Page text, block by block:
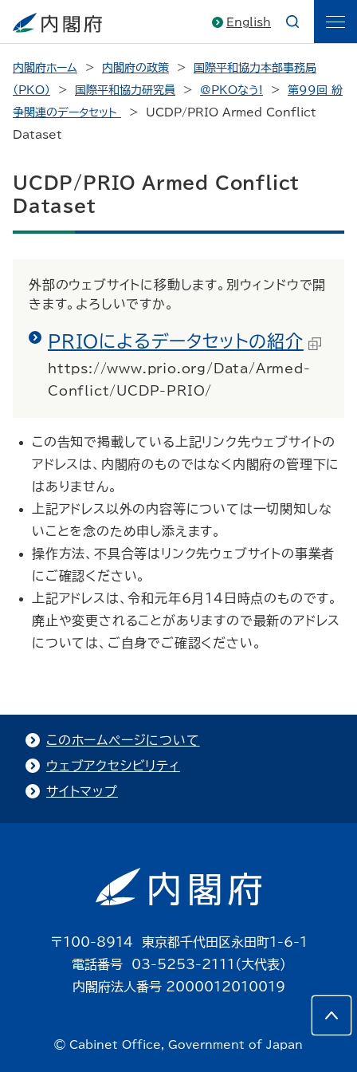
English
内閣府ホーム 内閣府の政策
国際平和協力本部事務局
（PKO）
国際平和協力研究員 @PKOなう!
第99回 紛
争関連のデータセット
UCDP/PRIO Armed Conflict
Dataset
UCDP/PRIO Armed Conflict
Dataset
外部のウェブサイトに移動します。別ウィンドウで開
きます。よろしいですか。
PRIOによるデータセットの紹介
https://www.prio.org/Data/Armed-
Conflict/UCDP-PRIO/
この告知で掲載している上記リンク先ウェブサイトの
アドレスは、内閣府のものではなく内閣府の管理下に
はありません。
上記アドレス以外の内容等については一切関知しな
いことを念のため申し添えます。
操作方法、不具合等はリンク先ウェブサイトの事業者
にご確認ください。
上記アドレスは、令和元年6月14日時点のものです。
廃止や変更されることがありますので最新のアドレス
については、ご自身でご確認ください。
このホームページについて
ウェブアクセシビリティ
サイトマップ
〒100-8914 東京都千代田区永田町1-6-1
電話番号 03-5253-2111（大代表）
内閣府法人番号 2000012010019
© Cabinet Office, Government of Japan